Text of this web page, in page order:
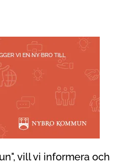
vill vi informera och